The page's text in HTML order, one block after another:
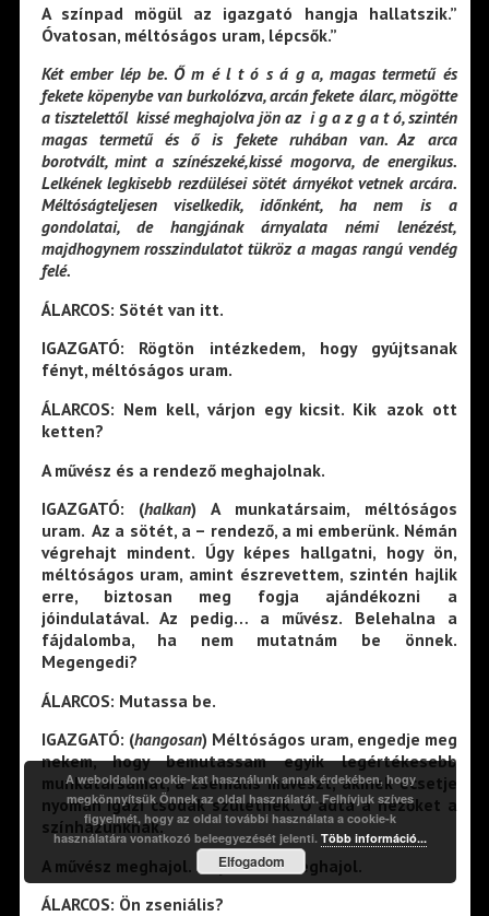
A színpad mögül az igazgató hangja hallatszik.”
Óvatosan, méltóságos uram, lépcsők.”
Két ember lép be. Ő m é l t ó s á g a, magas termetű és
fekete köpenybe van burkolózva, arcán fekete álarc, mögötte
a tisztelettől kissé meghajolva jön az i g a z g a t ó, szintén
magas termetű és ő is fekete ruhában van. Az arca
borotvált, mint a színészeké,kissé mogorva, de energikus.
Lelkének legkisebb rezdülései sötét árnyékot vetnek arcára.
Méltóságteljesen viselkedik, időnként, ha nem is a
gondolatai, de hangjának árnyalata némi lenézést,
majdhogynem rosszindulatot tükröz a magas rangú vendég
felé.
ÁLARCOS: Sötét van itt.
IGAZGATÓ: Rögtön intézkedem, hogy gyújtsanak
fényt, méltóságos uram.
ÁLARCOS: Nem kell, várjon egy kicsit. Kik azok ott
ketten?
A művész és a rendező meghajolnak.
IGAZGATÓ: (halkan) A munkatársaim, méltóságos
uram. Az a sötét, a – rendező, a mi emberünk. Némán
végrehajt mindent. Úgy képes hallgatni, hogy ön,
méltóságos uram, amint észrevettem, szintén hajlik
erre, biztosan meg fogja ajándékozni a
jóindulatával. Az pedig… a művész. Belehalna a
fájdalomba, ha nem mutatnám be önnek.
Megengedi?
ÁLARCOS: Mutassa be.
IGAZGATÓ: (hangosan) Méltóságos uram, engedje meg
nekem, hogy bemutassam egyik legértékesebb
munkatársamat, a zseniális művészt, akinek ecsetje
nyomán igazi csodák születnek. Ő adta a nézőket a
színházunknak.
A művész meghajol. Majd ismét meghajol.
ÁLARCOS: Ön zseniális?
A weboldalon cookie-kat használunk annak érdekében, hogy
megkönnyítsük Önnek az oldal használatát. Felhívjuk szíves
figyelmét, hogy az oldal további használata a cookie-k
használatára vonatkozó beleegyezését jelenti.Több információ...
Elfogadom